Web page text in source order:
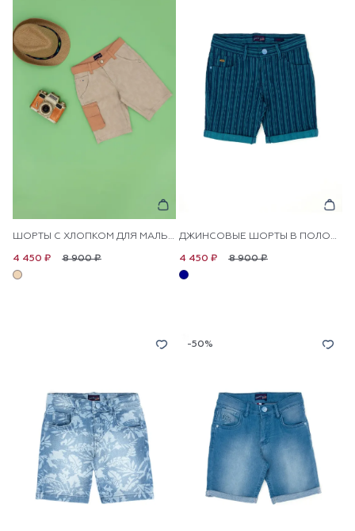
ШОРТЫ С ХЛОПКОМ ДЛЯ МАЛЬЧИКОВ
8 900 ₽
4 450 ₽
ДЖИНСОВЫЕ ШОРТЫ В ПОЛОСКУ ДЛЯ МАЛЬЧИКОВ
8 900 ₽
4 450 ₽
-50%